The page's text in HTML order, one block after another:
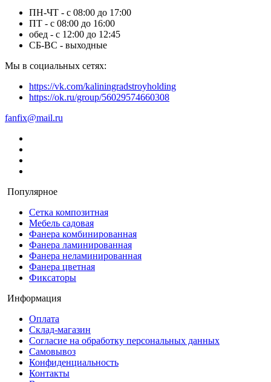
ПН-ЧТ - с 08:00 до 17:00
ПТ - с 08:00 до 16:00
обед - с 12:00 до 12:45
СБ-ВС - выходные
Мы в социальных сетях:
https://vk.com/kaliningradstroyholding
https://ok.ru/group/56029574660308
fanfix@mail.ru
Популярное
Сетка композитная
Мебель садовая
Фанера комбинированная
Фанера ламинированная
Фанера неламинированная
Фанера цветная
Фиксаторы
Информация
Оплата
Склад-магазин
Согласие на обработку персональных данных
Самовывоз
Конфиденциальность
Контакты